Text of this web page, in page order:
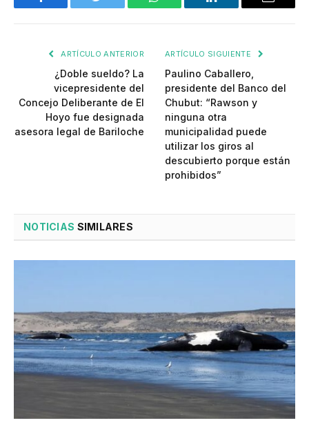
Facebook Twitter WhatsApp LinkedIn Email
ARTÍCULO ANTERIOR
¿Doble sueldo? La
vicepresidente del
Concejo Deliberante de El
Hoyo fue designada
asesora legal de Bariloche
ARTÍCULO SIGUIENTE
Paulino Caballero,
presidente del Banco del
Chubut: “Rawson y
ninguna otra
municipalidad puede
utilizar los giros al
descubierto porque están
prohibidos”
NOTICIAS SIMILARES